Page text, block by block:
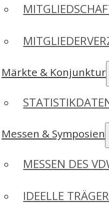
Märkte & Konjunktur
Messen & Symposien
MESSEN DES
IDEELLE